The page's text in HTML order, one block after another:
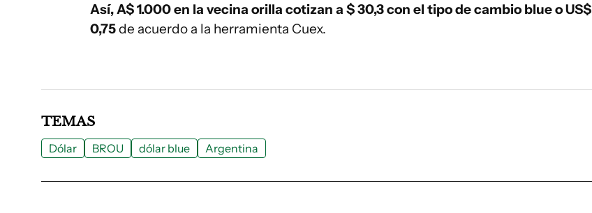
Así, A$ 1.000 en la vecina orilla cotizan a $ 30,3 con el tipo de cambio blue o US$
0,75de acuerdo a la herramienta Cuex.
TEMAS
Dólar BROU dólar blue Argentina